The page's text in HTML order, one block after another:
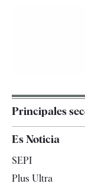
Principales
España
Es Noticia
SEPI
Plus Ultra